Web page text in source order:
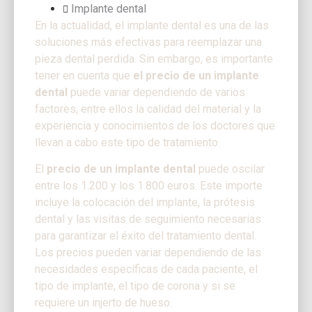
Implante dental
En la actualidad, el implante dental es una de las
soluciones más efectivas para reemplazar una
pieza dental perdida. Sin embargo, es importante
tener en cuenta que el precio de un implante
dental puede variar dependiendo de varios
factores, entre ellos la calidad del material y la
experiencia y conocimientos de los doctores que
llevan a cabo este tipo de tratamiento.
El precio de un implante dental puede oscilar
entre los 1.200 y los 1.800 euros. Este importe
incluye la colocación del implante, la prótesis
dental y las visitas de seguimiento necesarias
para garantizar el éxito del tratamiento dental.
Los precios pueden variar dependiendo de las
necesidades específicas de cada paciente, el
tipo de implante, el tipo de corona y si se
requiere un injerto de hueso.